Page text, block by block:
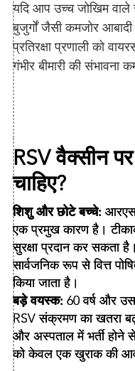
यदि आप उच्च जोखिम वाले
बुजुर्गों जैसी कमजोर
प्रतिरक्षा प्रणाली को
गंभीर बीमारी की संभावना
RSV वैक्सीन
चाहिए?
शिशु और छोटे बच्चे:
एक प्रमुख कारण है।
सुरक्षा प्रदान कर सकता
सार्वजनिक रूप से वित्त
किया जाता है।
बड़े वयस्क: 60 वर्ष और
RSV संक्रमण का खतरा
और अस्पताल में भर्ती होने
को केवल एक खुराक की